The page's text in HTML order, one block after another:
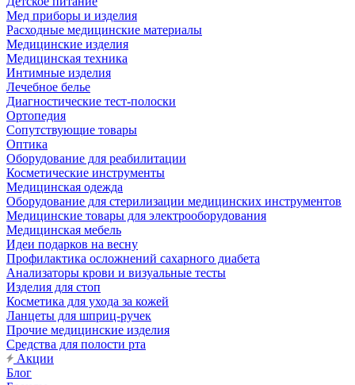
Мед приборы и изделия
Расходные медицинские материалы
Медицинские изделия
Медицинская техника
Интимные изделия
Лечебное белье
Диагностические тест-полоски
Ортопедия
Сопутствующие товары
Оптика
Оборудование для реабилитации
Косметические инструменты
Медицинская одежда
Оборудование для стерилизации медицинских инструментов
Медицинские товары для электрооборудования
Медицинская мебель
Идеи подарков на весну
Профилактика осложнений сахарного диабета
Анализаторы крови и визуальные тесты
Изделия для стоп
Косметика для ухода за кожей
Ланцеты для шприц-ручек
Прочие медицинские изделия
Средства для полости рта
Акции
Блог